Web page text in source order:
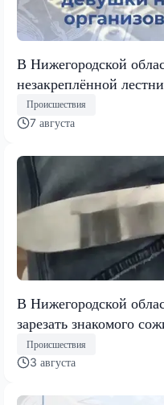
В Нижегородской
незакреплённой
Происшествия
7 августа
В Нижегородской
зарезать знакомого
Происшествия
3 августа